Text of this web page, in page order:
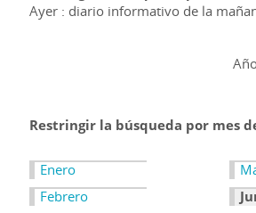
Ayer : diario informativo de la
Restringir la búsqueda por mes
Enero
Febrero